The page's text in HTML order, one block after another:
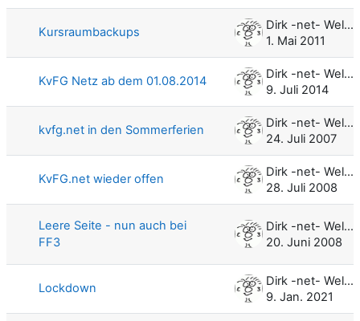
Kursraumbackups
Dirk -net- Weller
1. Mai 2011
KvFG Netz ab dem 01.08.2014
Dirk -net- Weller
9. Juli 2014
kvfg.net in den Sommerferien
Dirk -net- Weller
24. Juli 2007
KvFG.net wieder offen
Dirk -net- Weller
28. Juli 2008
Leere Seite - nun auch bei
FF3
Dirk -net- Weller
20. Juni 2008
Lockdown
Dirk -net- Weller
9. Jan. 2021